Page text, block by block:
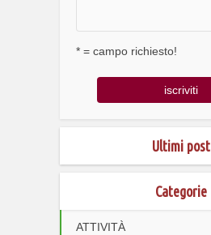
* = campo richiesto!
Ultimi post
Categorie
ATTIVITÀ